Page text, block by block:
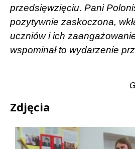
przedsięwzięciu. Pani
pozytywnie zaskoczona,
uczniów i ich
wspominał to wydarzenie
Zdjęcia